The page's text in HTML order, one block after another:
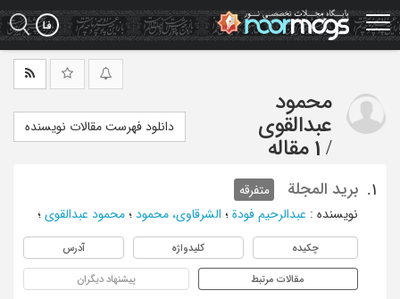
Skip
to
main
محمود
عبدالقوی
/ 1 مقاله
دانلود فهرست مقالات نویسنده
1. برید المجلة
متفرقه
نویسنده : عبدالرحیم فودة ؛ الشرقاوی، محمود ؛ محمود عبدالقوی ؛
چکیده کلیدواژه آدرس
مقالات مرتبط پیشنهاد دیگران